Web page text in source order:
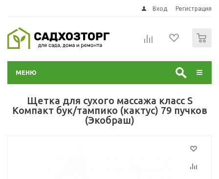
Вход Регистрация
МЕНЮ
Щетка для сухого массажа класс S
Компакт бук/тампико (кактус) 79 пучков
(Экобраш)